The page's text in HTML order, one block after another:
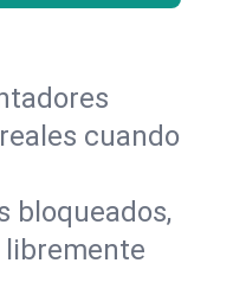
cuando
bloqueados,
libremente